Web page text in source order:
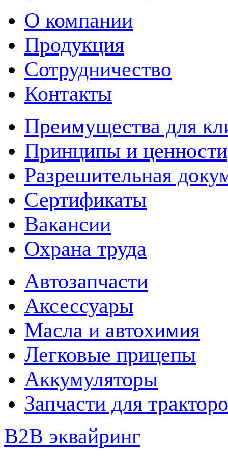
О компании
Продукция
Сотрудничество
Контакты
Преимущества для
Принципы и ценности
Разрешительная
Сертификаты
Вакансии
Охрана труда
Автозапчасти
Аксессуары
Масла и автохимия
Легковые прицепы
Аккумуляторы
Запчасти для
B2B эквайринг